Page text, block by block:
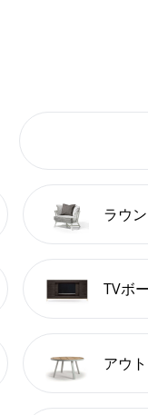
ラウ
TVボ
アウ